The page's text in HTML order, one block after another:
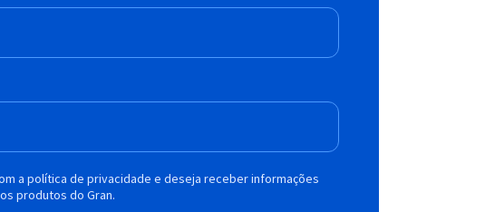
a política de privacidade e deseja receber informações
produtos do Gran.